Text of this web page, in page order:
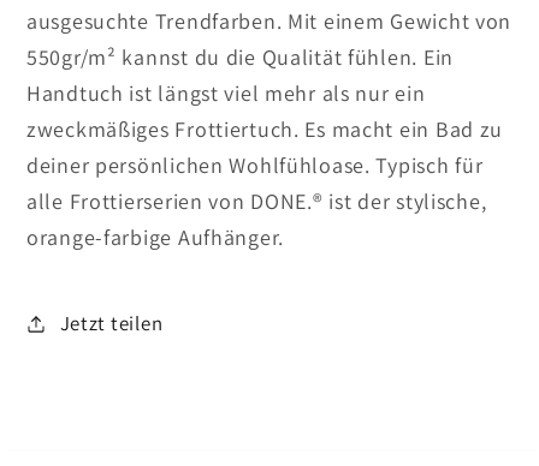
ausgesuchte Trendfarben. Mit einem Gewicht von
550gr/m² kannst du die Qualität fühlen. Ein
Handtuch ist längst viel mehr als nur ein
zweckmäßiges Frottiertuch. Es macht ein Bad zu
deiner persönlichen Wohlfühloase. Typisch für
alle Frottierserien von DONE.® ist der stylische,
orange-farbige Aufhänger.
Jetzt teilen